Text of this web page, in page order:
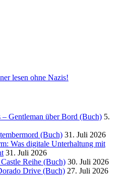
Gentleman über Bord (Buch) 5.
(Buch) 31. Juli 2026
Was digitale Unterhaltung mit
31. Juli 2026
Reihe (Buch) 30. Juli 2026
Drive (Buch) 27. Juli 2026